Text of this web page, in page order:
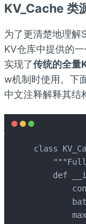
KV_Cache 类
为了更清楚地理
KV仓库中提供的
实现了传统的全量
w机制时使用。下
中文注释解释其结
class
def